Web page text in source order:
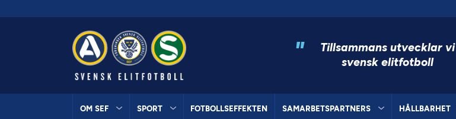
"
Tillsammans utvecklar vi
svensk elitfotboll
OM SEF SPORT FOTBOLLSEFFEKTEN SAMARBETSPARTNERS HÅLLBARHET